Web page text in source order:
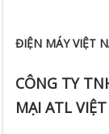
ĐIỆN MÁY VIỆT
CÔNG TY
MẠI ATL